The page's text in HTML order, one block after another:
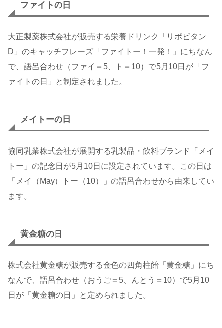
ファイトの日
大正製薬株式会社が販売する栄養ドリンク「リポビタン
D」のキャッチフレーズ「ファイトー！一発！」にちなん
で、語呂合わせ（ファイ＝5、ト＝10）で5月10日が「フ
ァイトの日」と制定されました。
メイトーの日
協同乳業株式会社が展開する乳製品・飲料ブランド「メイ
トー」の記念日が5月10日に設定されています。この日は
「メイ（May）トー（10）」の語呂合わせから由来してい
ます。
黄金糖の日
株式会社黄金糖が販売する金色の四角柱飴「黄金糖」にち
なんで、語呂合わせ（おうご＝5、んとう＝10）で5月10
日が「黄金糖の日」と定められました。